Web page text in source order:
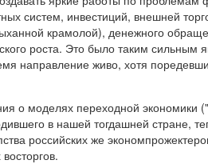
систем, инвестиций, внешней
крамолой), денежного
роста. Это было таким сильным
направление живо, хотя
о моделях переходной экономики
в нашей тогдашней стране,
российских же